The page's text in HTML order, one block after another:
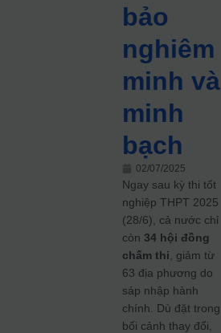
bảo
nghiêm
minh và
minh
bạch
02/07/2025
Ngay sau kỳ thi tốt
nghiệp THPT 2025
(28/6), cả nước chỉ
còn 34 hội đồng
chấm thi , giảm từ
63 địa phương do
sáp nhập hành
chính. Dù đặt trong
bối cảnh thay đổi,